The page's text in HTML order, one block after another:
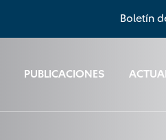
Boletín
PUBLICACIONES